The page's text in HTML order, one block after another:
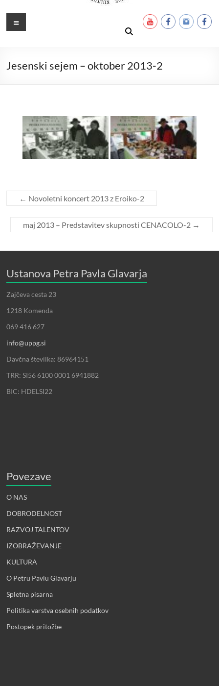
Ustanova Petra Pavla Glavarja
Meni
Jesenski sejem – oktober 2013-2
← Novoletni koncert 2013 z Eroiko-2
maj 2013 – Predstavitev skupnosti CENACOLO-2 →
Ustanova Petra Pavla Glavarja
Zajčeva cesta 23
1218 Komenda
069 416 627
info@uppg.si
Davčna številka: 86964151
TRR: SI56 6100 0001 6941882
BIC: HDELSI22
Povezave
O NAS
DOBRODELNOST
RAZVOJ TALENTOV
IZOBRAŽEVANJE
KULTURA
O Petru Pavlu Glavarju
Spletna pisarna
Politika varstva osebnih podatkov
Postopek pritožbe